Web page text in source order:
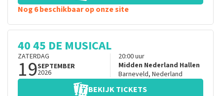
Nog 6 beschikbaar op onze site
40 45 DE MUSICAL
ZATERDAG
19SEPTEMBER
2026
20:00uur
Midden Nederland Hallen
Barneveld, Nederland
BEKIJK TICKETS